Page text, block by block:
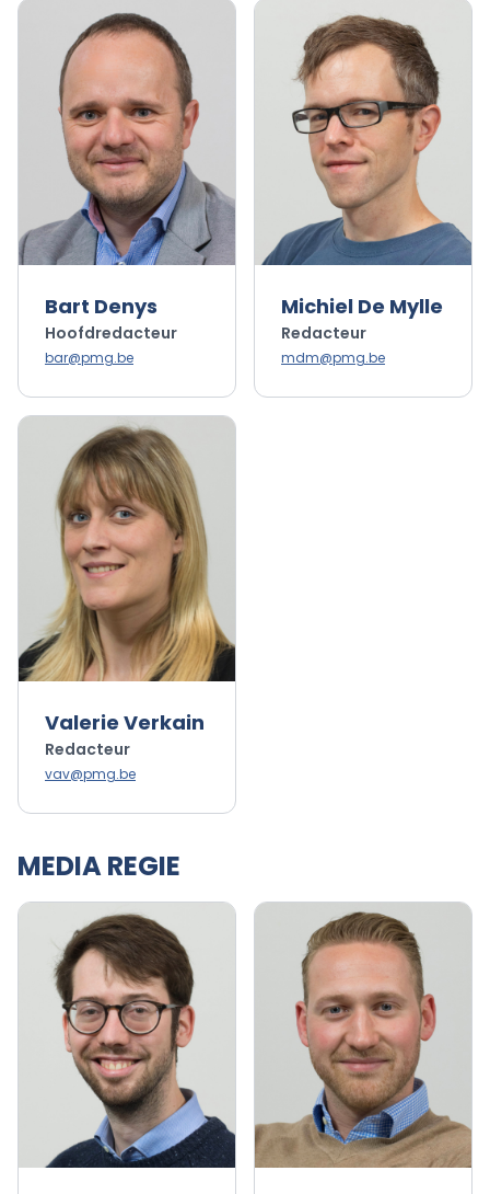
Bart Denys
Hoofdredacteur
bar@pmg.be
Michiel De Mylle
Redacteur
mdm@pmg.be
Valerie Verkain
Redacteur
vav@pmg.be
MEDIA REGIE